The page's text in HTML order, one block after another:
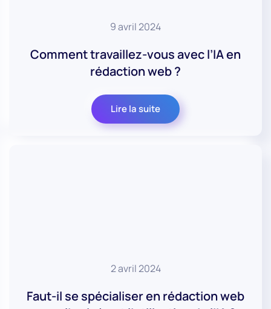
9 avril 2024
Comment travaillez-vous avec l’IA en
rédaction web ?
Lire la suite
2 avril 2024
Faut-il se spécialiser en rédaction web